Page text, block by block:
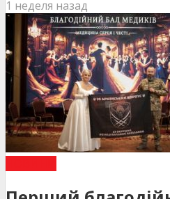
1 неделя назад